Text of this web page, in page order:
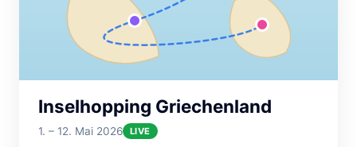
Inselhopping Griechenland
1. – 12. Mai 2026 LIVE